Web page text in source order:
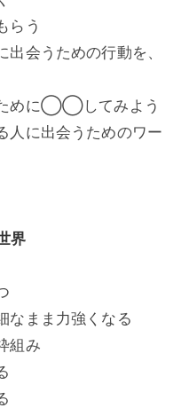
らう
出会うための行動を、
ために◯◯してみよう
人に出会うためのワー
界
なまま力強くなる
組み